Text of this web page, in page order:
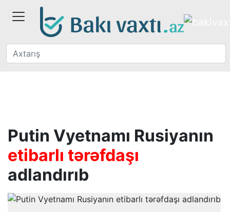
Putin Vyetnamı Rusiyanın
etibarlı tərəfdaşı
adlandırıb